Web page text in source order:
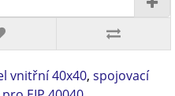
vnitřní 40x40, spojovací